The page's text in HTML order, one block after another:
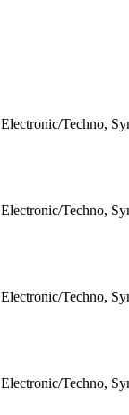
Electronic/Techno,
Electronic/Techno,
Electronic/Techno,
Electronic/Techno,